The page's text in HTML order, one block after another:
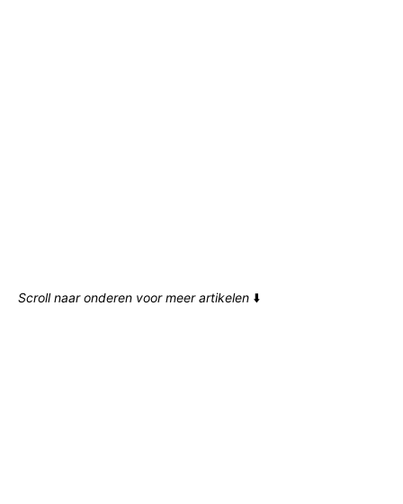
Scroll naar onderen voor meer artikelen ⬇️